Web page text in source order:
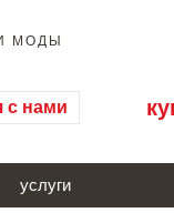
МОДЫ
с нами
услуги